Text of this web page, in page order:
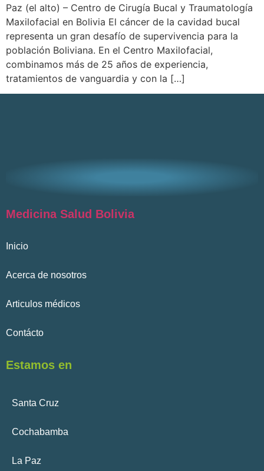
Paz (el alto) – Centro de Cirugía Bucal y Traumatología
Maxilofacial en Bolivia El cáncer de la cavidad bucal
representa un gran desafío de supervivencia para la
población Boliviana. En el Centro Maxilofacial,
combinamos más de 25 años de experiencia,
tratamientos de vanguardia y con la […]
Medicina Salud Bolivia
Inicio
Acerca de nosotros
Articulos médicos
Contácto
Estamos en
Santa Cruz
Cochabamba
La Paz